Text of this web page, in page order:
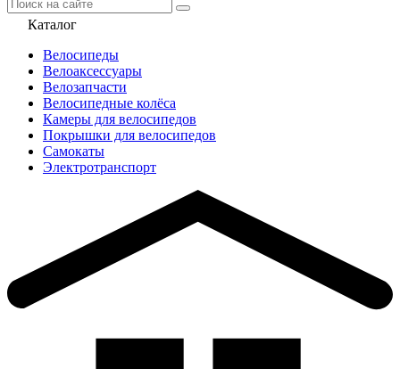
Каталог
Велосипеды
Велоаксессуары
Велозапчасти
Велосипедные колёса
Камеры для велосипедов
Покрышки для велосипедов
Самокаты
Электротранспорт